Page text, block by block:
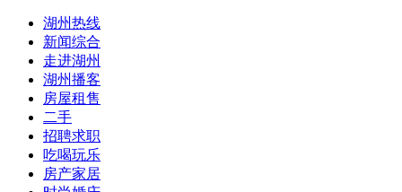
湖州热线
新闻综合
走进湖州
湖州播客
房屋租售
二手
招聘求职
吃喝玩乐
房产家居